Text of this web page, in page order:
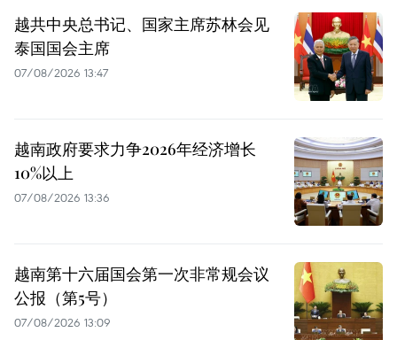
越共中央总书记、国家主席苏林会见
泰国国会主席
07/08/2026 13:47
越南政府要求力争2026年经济增长
10%以上
07/08/2026 13:36
越南第十六届国会第一次非常规会议
公报（第5号）
07/08/2026 13:09